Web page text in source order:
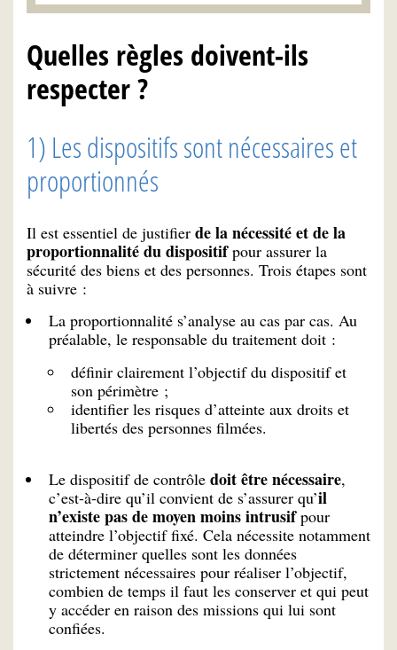
Quelles règles doivent-ils
respecter ?
1) Les dispositifs sont nécessaires et
proportionnés
Il est essentiel de justifier de la nécessité et de la
proportionnalité du dispositifpour assurer la
sécurité des biens et des personnes. Trois étapes sont
à suivre :
La proportionnalité s’analyse au cas par cas. Au
préalable, le responsable du traitement doit :
définir clairement l’objectif du dispositif et
son périmètre ;
identifier les risques d’atteinte aux droits et
libertés des personnes filmées.
Le dispositif de contrôle doit être nécessaire,
c’est-à-dire qu’il convient de s’assurer qu’il
n’existe pas de moyen moins intrusifpour
atteindre l’objectif fixé. Cela nécessite notamment
de déterminer quelles sont les données
strictement nécessaires pour réaliser l’objectif,
combien de temps il faut les conserver et qui peut
y accéder en raison des missions qui lui sont
confiées.